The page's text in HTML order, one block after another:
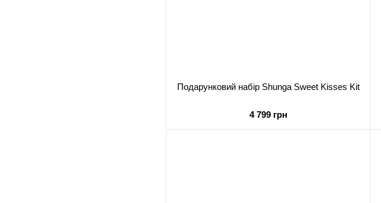
Подарунковий набір Shunga Sweet Kisses Kit
4 799 грн